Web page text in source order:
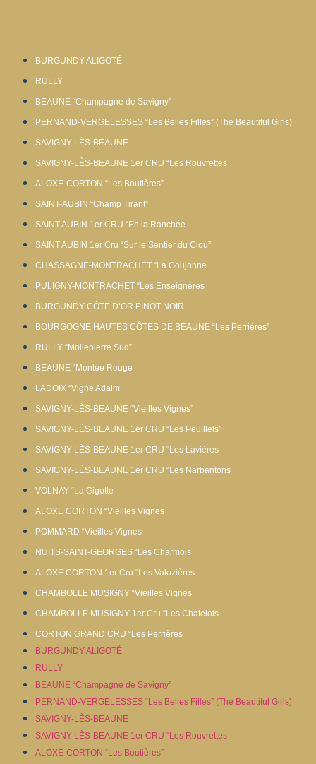
BURGUNDY ALIGOTÉ
RULLY
BEAUNE “Champagne de Savigny”
PERNAND-VERGELESSES “Les Belles Filles” (The Beautiful Girls)
SAVIGNY-LÈS-BEAUNE
SAVIGNY-LÈS-BEAUNE 1er CRU “Les Rouvrettes
ALOXE-CORTON “Les Boutières”
SAINT-AUBIN “Champ Tirant”
SAINT AUBIN 1er CRU “En la Ranchée
SAINT AUBIN 1er Cru “Sur le Sentier du Clou”
CHASSAGNE-MONTRACHET “La Goujonne
PULIGNY-MONTRACHET “Les Enseignères
BURGUNDY CÔTE D’OR PINOT NOIR
BOURGOGNE HAUTES CÔTES DE BEAUNE “Les Perrières”
RULLY “Mollepierre Sud”
BEAUNE “Montée Rouge
LADOIX “Vigne Adaim
SAVIGNY-LÈS-BEAUNE “Vieilles Vignes”
SAVIGNY-LÈS-BEAUNE 1er CRU “Les Peuillets”
SAVIGNY-LÈS-BEAUNE 1er CRU “Les Lavières
SAVIGNY-LÈS-BEAUNE 1er CRU “Les Narbantons
VOLNAY “La Gigotte
ALOXE CORTON “Vieilles Vignes
POMMARD “Vieilles Vignes
NUITS-SAINT-GEORGES “Les Charmois
ALOXE CORTON 1er Cru “Les Valozières
CHAMBOLLE MUSIGNY “Vieilles Vignes
CHAMBOLLE MUSIGNY 1er Cru “Les Chatelots
CORTON GRAND CRU “Les Perrières
BURGUNDY ALIGOTÉ
RULLY
BEAUNE “Champagne de Savigny”
PERNAND-VERGELESSES “Les Belles Filles” (The Beautiful Girls)
SAVIGNY-LÈS-BEAUNE
SAVIGNY-LÈS-BEAUNE 1er CRU “Les Rouvrettes
ALOXE-CORTON “Les Boutières”